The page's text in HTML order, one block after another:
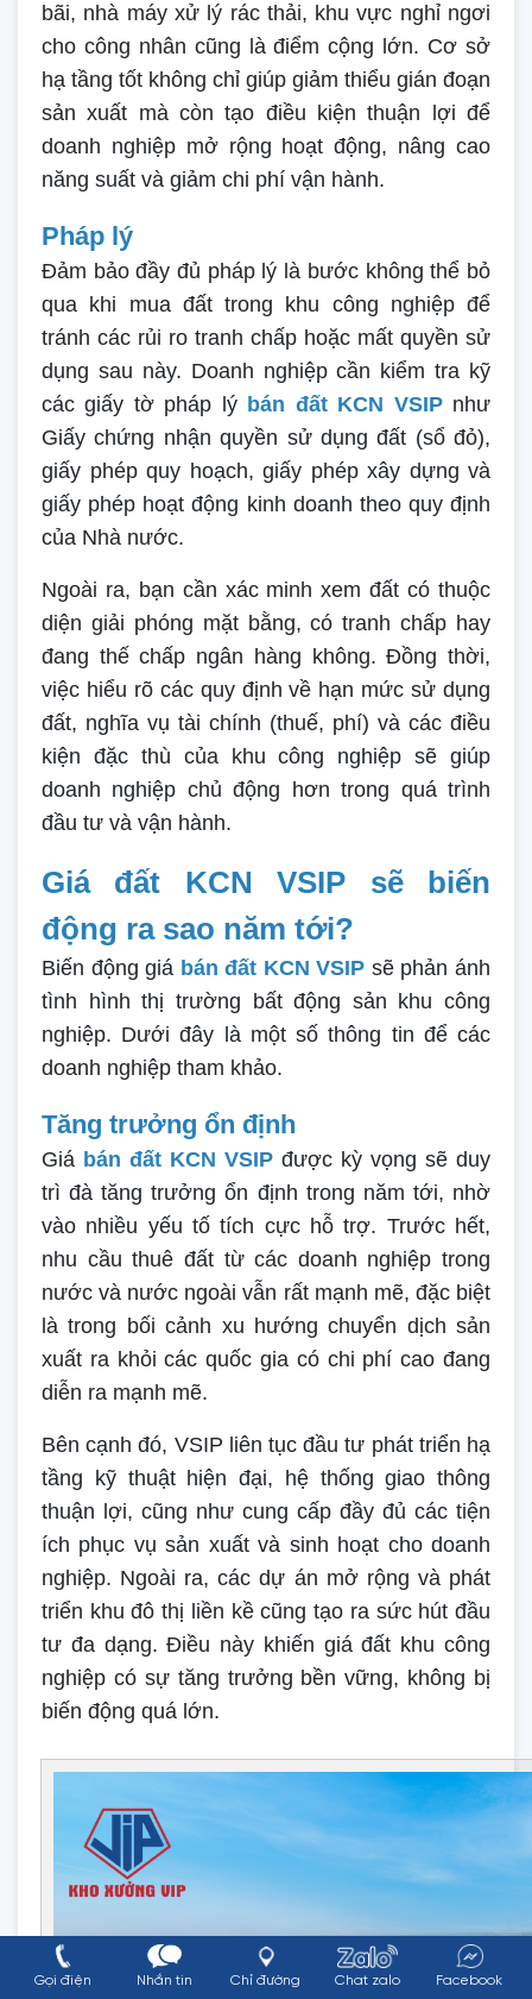
bãi, nhà máy xử lý rác thải, khu vực nghỉ ngơi
cho công nhân cũng là điểm cộng lớn. Cơ sở
hạ tầng tốt không chỉ giúp giảm thiểu gián đoạn
sản xuất mà còn tạo điều kiện thuận lợi để
doanh nghiệp mở rộng hoạt động, nâng cao
năng suất và giảm chi phí vận hành.
Pháp lý
Đảm bảo đầy đủ pháp lý là bước không thể bỏ
qua khi mua đất trong khu công nghiệp để
tránh các rủi ro tranh chấp hoặc mất quyền sử
dụng sau này. Doanh nghiệp cần kiểm tra kỹ
các giấy tờ pháp lý bán đất KCN VSIPnhư
Giấy chứng nhận quyền sử dụng đất (sổ đỏ),
giấy phép quy hoạch, giấy phép xây dựng và
giấy phép hoạt động kinh doanh theo quy định
của Nhà nước.
Ngoài ra, bạn cần xác minh xem đất có thuộc
diện giải phóng mặt bằng, có tranh chấp hay
đang thế chấp ngân hàng không. Đồng thời,
việc hiểu rõ các quy định về hạn mức sử dụng
đất, nghĩa vụ tài chính (thuế, phí) và các điều
kiện đặc thù của khu công nghiệp sẽ giúp
doanh nghiệp chủ động hơn trong quá trình
đầu tư và vận hành.
Giá đất KCN VSIP sẽ biến
động ra sao năm tới?
Biến động giá bán đất KCN VSIP sẽ phản ánh
tình hình thị trường bất động sản khu công
nghiệp. Dưới đây là một số thông tin để các
doanh nghiệp tham khảo.
Tăng trưởng ổn định
Giá bán đất KCN VSIP được kỳ vọng sẽ duy
trì đà tăng trưởng ổn định trong năm tới, nhờ
vào nhiều yếu tố tích cực hỗ trợ. Trước hết,
nhu cầu thuê đất từ các doanh nghiệp trong
nước và nước ngoài vẫn rất mạnh mẽ, đặc biệt
là trong bối cảnh xu hướng chuyển dịch sản
xuất ra khỏi các quốc gia có chi phí cao đang
diễn ra mạnh mẽ.
Bên cạnh đó, VSIP liên tục đầu tư phát triển hạ
tầng kỹ thuật hiện đại, hệ thống giao thông
thuận lợi, cũng như cung cấp đầy đủ các tiện
ích phục vụ sản xuất và sinh hoạt cho doanh
nghiệp. Ngoài ra, các dự án mở rộng và phát
triển khu đô thị liền kề cũng tạo ra sức hút đầu
tư đa dạng. Điều này khiến giá đất khu công
nghiệp có sự tăng trưởng bền vững, không bị
biến động quá lớn.
Gọi điện Nhắn tin Chỉ đường Chat zalo Facebook